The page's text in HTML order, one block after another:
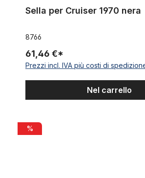
Sella per Cruiser 1970 nera
8766
61,46 €*
Prezzi incl. IVA più costi di
Nel carrello
Sella per bici da corsa Ritchey COMP,
%